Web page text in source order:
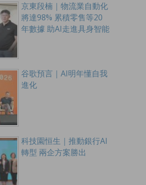
京東段楠｜物流業自動化
將達98% 累積零售等20
年數據 助AI走進具身智能
谷歌預言｜AI明年懂自我
進化
科技園恒生｜推動銀行AI
轉型 兩企方案勝出